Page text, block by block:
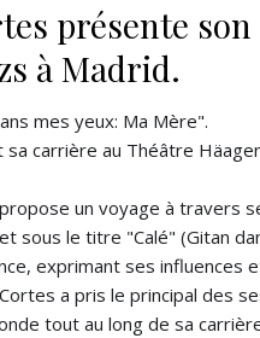
présente
à Madrid.
mes yeux: Ma Mère".
sa carrière au Théâtre
un voyage à travers
sous le titre "Calé" (Gitan
exprimant ses influences
a pris le principal des
tout au long de sa